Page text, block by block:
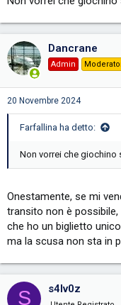
Dancrane
Admin
20 Novembre 2024
Farfallina ha detto:
Non vorrei che giochino
Onestamente, se mi
transito non è
che ho un biglietto
ma la scusa non sta in
S s4lv0z